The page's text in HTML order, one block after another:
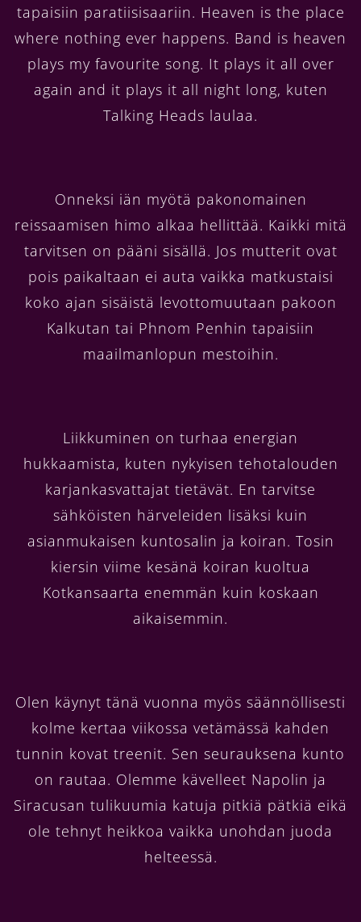
tapaisiin paratiisisaariin. Heaven is the place
where nothing ever happens. Band is heaven
plays my favourite song. It plays it all over
again and it plays it all night long, kuten
Talking Heads laulaa.
Onneksi iän myötä pakonomainen
reissaamisen himo alkaa hellittää. Kaikki mitä
tarvitsen on pääni sisällä. Jos mutterit ovat
pois paikaltaan ei auta vaikka matkustaisi
koko ajan sisäistä levottomuutaan pakoon
Kalkutan tai Phnom Penhin tapaisiin
maailmanlopun mestoihin.
Liikkuminen on turhaa energian
hukkaamista, kuten nykyisen tehotalouden
karjankasvattajat tietävät. En tarvitse
sähköisten härveleiden lisäksi kuin
asianmukaisen kuntosalin ja koiran. Tosin
kiersin viime kesänä koiran kuoltua
Kotkansaarta enemmän kuin koskaan
aikaisemmin.
Olen käynyt tänä vuonna myös säännöllisesti
kolme kertaa viikossa vetämässä kahden
tunnin kovat treenit. Sen seurauksena kunto
on rautaa. Olemme kävelleet Napolin ja
Siracusan tulikuumia katuja pitkiä pätkiä eikä
ole tehnyt heikkoa vaikka unohdan juoda
helteessä.